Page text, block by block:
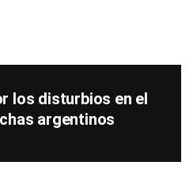
los disturbios en el
argentinos